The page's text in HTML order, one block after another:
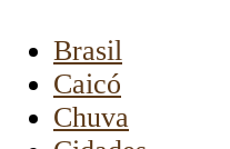
Brasil
Caicó
Chuva